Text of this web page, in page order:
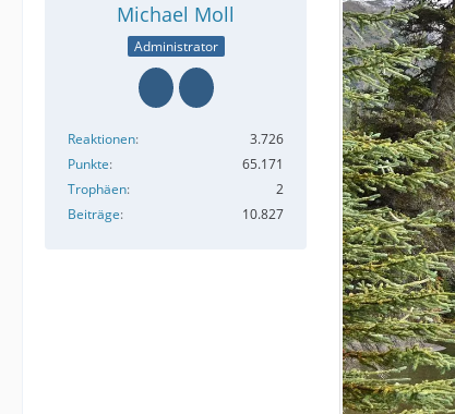
Michael Moll
Administrator
Reaktionen
3.726
Punkte
65.171
Trophäen
2
Beiträge
10.827